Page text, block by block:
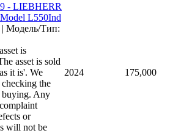
- LIEBHERR
L550Ind
Модель/Тип:
is
asset is sold
it is'. We
the
buying. Any
or
will not be
2024 175,000